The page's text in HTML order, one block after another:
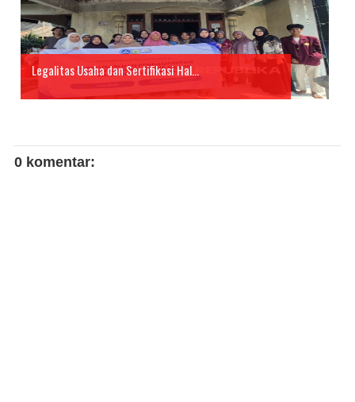
Legalitas Usaha dan Sertifikasi Hal...
0 komentar: